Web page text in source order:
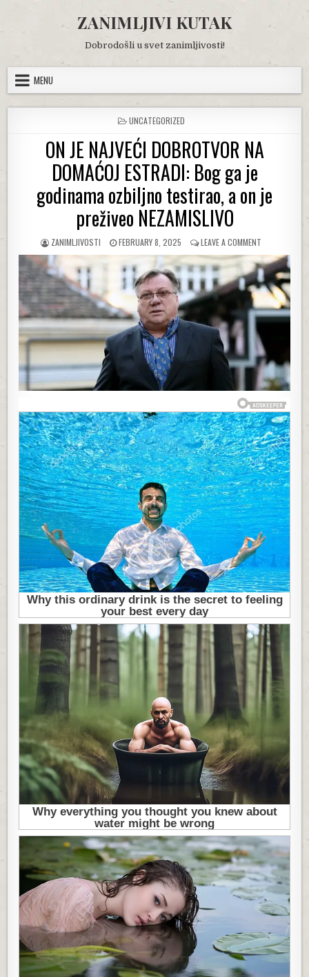
content
ZANIMLJIVI KUTAK
Dobrodošli u svet zanimljivosti!
MENU
POSTED
IN
UNCATEGORIZED
ON JE NAJVEĆI DOBROTVOR NA
DOMAĆOJ ESTRADI: Bog ga je
godinama ozbiljno testirao, a on je
preživeo NEZAMISLIVO
AUTHOR:
ZANIMLJIVOSTI
PUBLISHED
DATE:
FEBRUARY 8, 2025 LEAVE A COMMENT
ON
JE
NAJVEĆI
DOBROTVOR
NA
DOMAĆOJ
ESTRADI:
GA
JE
GODINAMA
OZBILJNO
TESTIRAO,
A
ON
JE
PREŽIVEO
NEZAMISLIVO